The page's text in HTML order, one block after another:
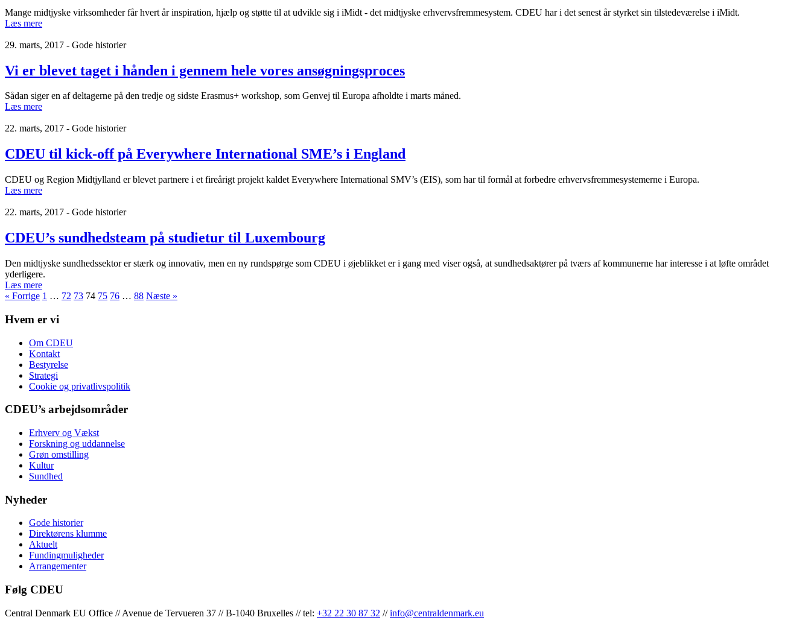
Mange midtjyske virksomheder får hvert år inspiration, hjælp og støtte til at udvikle sig i iMidt - det midtjyske erhvervsfremmesystem. CDEU har i det senest år styrket sin tilstedeværelse i iMidt.
Læs mere
29. marts, 2017 - Gode historier
Vi er blevet taget i hånden i gennem hele vores ansøgningsproces
Sådan siger en af deltagerne på den tredje og sidste Erasmus+ workshop, som Genvej til Europa afholdte i marts måned.
Læs mere
22. marts, 2017 - Gode historier
CDEU til kick-off på Everywhere International SME’s i England
CDEU og Region Midtjylland er blevet partnere i et fireårigt projekt kaldet Everywhere International SMV’s (EIS), som har til formål at forbedre erhvervsfremmesystemerne i Europa.
Læs mere
22. marts, 2017 - Gode historier
CDEU’s sundhedsteam på studietur til Luxembourg
Den midtjyske sundhedssektor er stærk og innovativ, men en ny rundspørge som CDEU i øjeblikket er i gang med viser også, at sundhedsaktører på tværs af kommunerne har interesse i at løfte området
yderligere.
Læs mere
« Forrige 1 … 72 73 74 75 76 … 88 Næste »
Hvem er vi
Om CDEU
Kontakt
Bestyrelse
Strategi
Cookie og privatlivspolitik
CDEU’s arbejdsområder
Erhverv og Vækst
Forskning og uddannelse
Grøn omstilling
Kultur
Sundhed
Nyheder
Gode historier
Direktørens klumme
Aktuelt
Fundingmuligheder
Arrangementer
Følg CDEU
Central Denmark EU Office // Avenue de Tervueren 37 // B-1040 Bruxelles // tel: +32 22 30 87 32 //info@centraldenmark.eu